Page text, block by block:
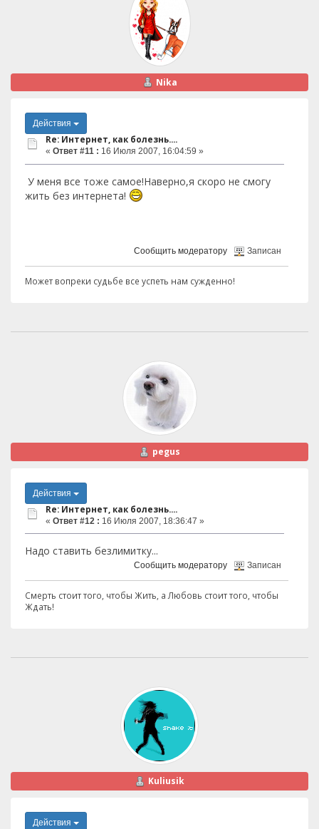
Nika
Действия
Re: Интернет, как болезнь....
« Ответ #11 : 16 Июля 2007, 16:04:59 »
У меня все тоже самое!Наверно,я скоро не смогу
жить без интернета!
Сообщить модератору Записан
Может вопреки судьбе все успеть нам сужденно!
pegus
Действия
Re: Интернет, как болезнь....
« Ответ #12 : 16 Июля 2007, 18:36:47 »
Надо ставить безлимитку...
Сообщить модератору Записан
Смерть стоит того, чтобы Жить, а Любовь стоит того, чтобы
Ждать!
Kuliusik
Действия